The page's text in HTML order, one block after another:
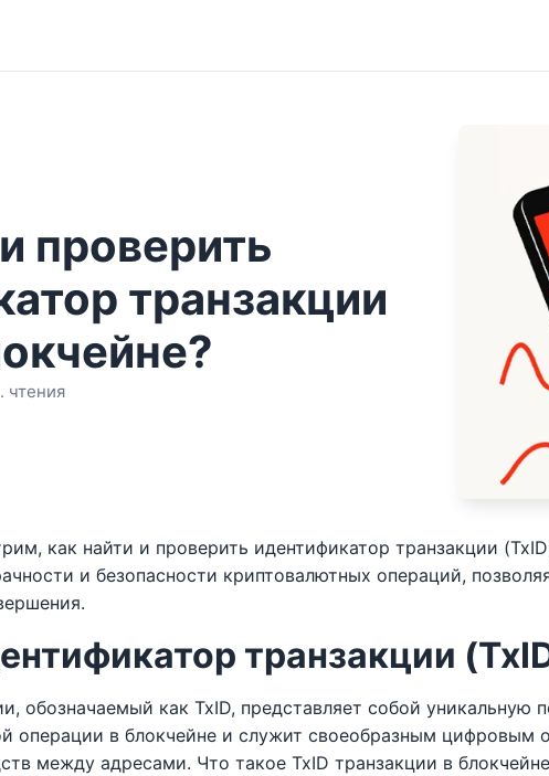
проверить
транзакции
чтения
как найти и проверить идентификатор транзакции
и безопасности криптовалютных операций,
транзакции
обозначаемый как TxID, представляет собой уникальную
операции в блокчейне и служит своеобразным цифровым
между адресами. Что такое TxID транзакции в